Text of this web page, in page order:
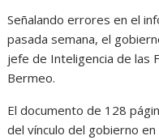
Señalando errores en el
pasada semana, el
jefe de Inteligencia de las
Bermeo.
El documento de 128
del vínculo del gobierno